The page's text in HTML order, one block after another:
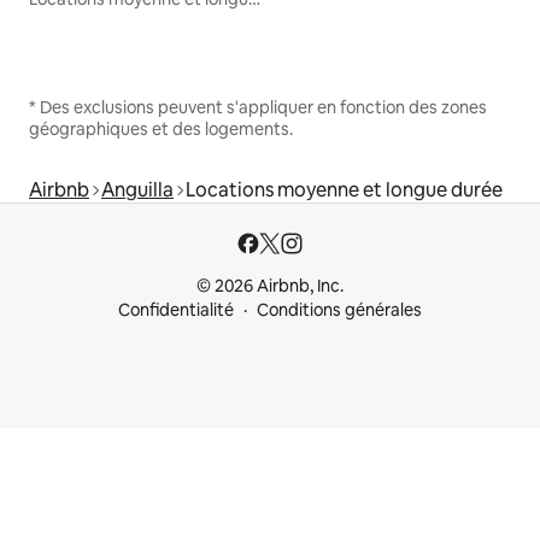
* Des exclusions peuvent s'appliquer en fonction des zones
géographiques et des logements.
Airbnb Anguilla Locations moyenne et longue durée
© 2026 Airbnb, Inc.
Confidentialité
Conditions générales